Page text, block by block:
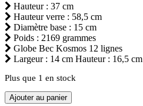
Hauteur : 37 cm
Hauteur verre : 58,5 cm
Diamètre base : 15 cm
Рoids : 2169 grammes
Globe Bec Kosmos 12 lignes
Largeur : 14 cm Hauteur : 16,5 cm
Plus que 1 en stock
quantité
Ajouter au panier